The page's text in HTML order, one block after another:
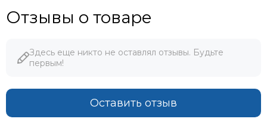
Отзывы о товаре
Здесь еще никто не оставлял отзывы. Будьте
первым!
Оставить отзыв